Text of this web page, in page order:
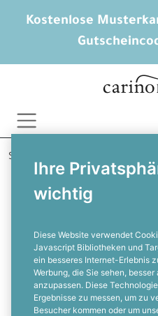
Kostenlose
Ihre
wichtig
Diese Website verwendet
Javascript Bibliotheken und
ein besseres Internet-Erlebnis
Werbung, die Sie sehen,
anzupassen. Diese
Ergebnisse zu messen, um zu
Besucher kommen oder um
Startseite
Stillvoller